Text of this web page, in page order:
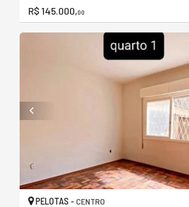
R$ 145.000,00
PELOTAS - CENTRO